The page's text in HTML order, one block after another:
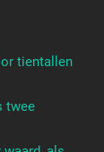
tientallen
twee